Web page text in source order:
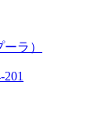
ラ）